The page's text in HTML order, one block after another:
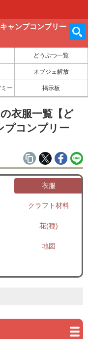
ャンプコンプリー
どうぶつ一覧
オブジェ解放
ー 掲示板
衣服一覧【ど
プコンプリー
衣服
クラフト材料
花(種)
地図